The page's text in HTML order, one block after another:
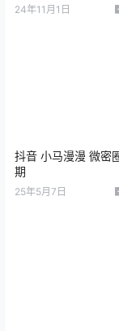
24年11月1日
抖音 小马漫漫 微密
期
25年5月7日